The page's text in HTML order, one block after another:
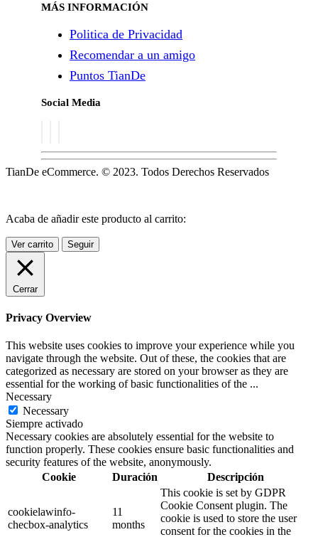
MÁS INFORMACIÓN
Politica de Privacidad
Recomendar a un amigo
Puntos TianDe
Social Media
TianDe eCommerce. © 2023. Todos Derechos Reservados
Acaba de añadir este producto al carrito:
Ver carrito Seguir
Cerrar
Privacy Overview
This website uses cookies to improve your experience while you
navigate through the website. Out of these, the cookies that are
categorized as necessary are stored on your browser as they are
essential for the working of basic functionalities of the ...
Necessary
Necessary
Siempre activado
Necessary cookies are absolutely essential for the website to
function properly. These cookies ensure basic functionalities and
security features of the website, anonymously.
Cookie
Duración Descripción
cookielawinfo-
checbox-analytics
11
months
This cookie is set by GDPR
Cookie Consent plugin. The
cookie is used to store the user
consent for the cookies in the